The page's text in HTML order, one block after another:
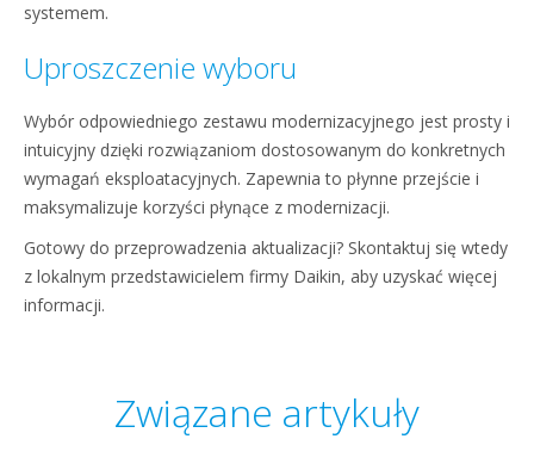
systemem.
Uproszczenie wyboru
Wybór odpowiedniego zestawu modernizacyjnego jest prosty i
intuicyjny dzięki rozwiązaniom dostosowanym do konkretnych
wymagań eksploatacyjnych. Zapewnia to płynne przejście i
maksymalizuje korzyści płynące z modernizacji.
Gotowy do przeprowadzenia aktualizacji? Skontaktuj się wtedy
z lokalnym przedstawicielem firmy Daikin, aby uzyskać więcej
informacji.
Związane artykuły